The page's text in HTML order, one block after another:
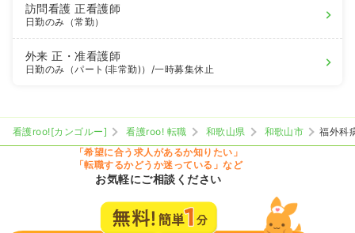
訪問看護正看護師
日勤のみ（常勤）
外来正・准看護師
日勤のみ（パート(非常勤)） /一時募集休止
看護roo![カンゴルー] 看護roo! 転職 和歌山県 和歌山市
福外科
「希望に合う求人があるか知りたい」
「転職するかどうか迷っている」など
お気軽にご相談ください